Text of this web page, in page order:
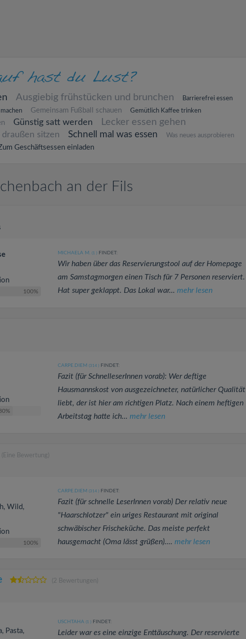
Ausgiebig frühstücken und brunchen Barrierefrei essen
Gemeinsam Fußball schauen Gemütlich Kaffee trinken
Günstig satt werden
Lecker essen gehen
sitzen Schnell mal was essen Was neues ausprobieren
Geschäftsessen einladen
an der Fils
100%
MICHAELA M. (1 )FINDET:
Wir haben über das Reservierungstool auf der Homepage
am Samstagmorgen einen Tisch für 7 Personen reserviert.
Hat super geklappt. Das Lokal war... mehr lesen
CARPE.DIEM (314 )FINDET:
Fazit (für SchnelleserInnen vorab): Wer deftige
Hausmannskost von ausgezeichneter, natürlicher Qualität
liebt, der ist hier am richtigen Platz. Nach einem heftigen
Arbeitstag hatte ich... mehr lesen
(Eine Bewertung)
Wild,
100%
CARPE.DIEM (314 )FINDET:
Fazit (für schnelle LeserInnen vorab) Der relativ neue
"Haarschlotzer" ein uriges Restaurant mit original
schwäbischer Frischeküche. Das meiste perfekt
hausgemacht (Oma lässt grüßen).... mehr lesen
(2 Bewertungen)
Pasta,
USCHTAHA (1 )FINDET:
Leider war es eine einzige Enttäuschung. Der reservierte